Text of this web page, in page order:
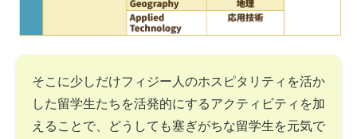
そこに少しだけフィジー人のホスピタリティを活か
した留学生たちを活発的にするアクティビティを加
えることで、どうしても塞ぎがちな留学生を元気で